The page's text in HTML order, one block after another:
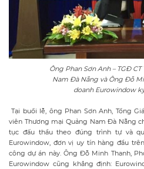
Ông Phan Sơn Anh – TGĐ
Nam Đà Nẵng và Ông Đỗ
doanh Eurowindow
Tại buổi lễ, ông Phan Sơn Anh, Tổng
viên Thương mại Quảng Nam Đà Nẵng
tục đấu thầu theo đúng trình tự và
Eurowindow, đơn vị uy tín hàng đầu
công dự án này. Ông Đỗ Minh Thanh,
Eurowindow cũng khẳng định: